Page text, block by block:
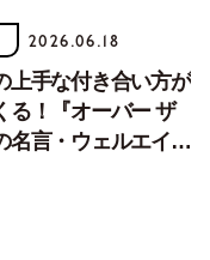
2026.06.18
上手な付き合い方が
る！『オーバー ザ
名言・ウェルエイジ